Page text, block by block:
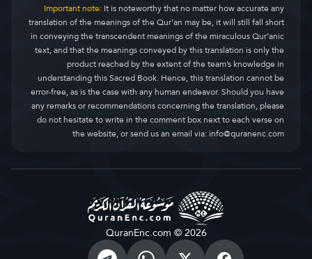
Important note:It is noteworthy that no matter how accurate any
translation of the meanings of the Qur’an may be, it will still fall short
in conveying the transcendent meanings of the miraculous Qur’anic
text, and that the meanings conveyed by this translation is only the
product reached by the extent of the team’s knowledge in
understanding this Sacred Book. Hence, this translation cannot be
error-free, as is the case with any human endeavor. Should you have
any remarks or recommendations concerning the translation, please
do not hesitate to write in the comment box next to each verse on
the website, or send us an email via:info@quranenc.com
QuranEnc.com © 2026